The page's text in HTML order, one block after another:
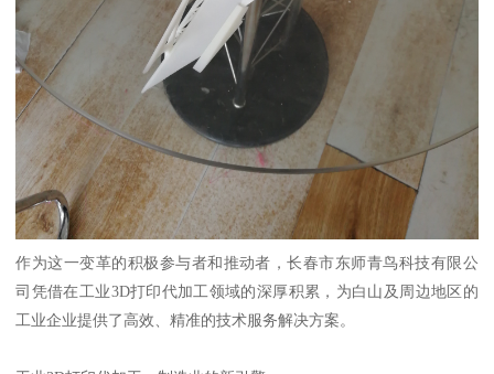
作为这一变革的积极参与者和推动者，长春市东师青鸟科技有限公
司凭借在工业3D打印代加工领域的深厚积累，为白山及周边地区的
工业企业提供了高效、精准的技术服务解决方案。